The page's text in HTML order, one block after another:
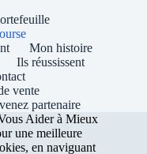
Mon histoire
Ils réussissent
vente
partenaire
Aider à Mieux
une meilleure
en naviguant